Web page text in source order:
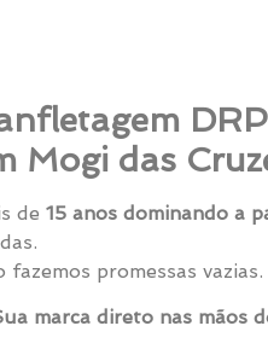
Mogi das
de 15 anos dominando a
fazemos promessas vazias.
marca direto nas mãos